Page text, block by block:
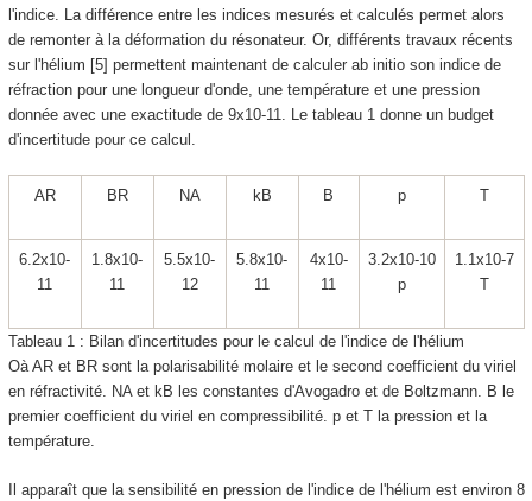
l'indice. La différence entre les indices mesurés et calculés permet alors
de remonter à la déformation du résonateur. Or, différents travaux récents
sur l'hélium [5] permettent maintenant de calculer ab initio son indice de
réfraction pour une longueur d'onde, une température et une pression
donnée avec une exactitude de 9x10-11 . Le tableau 1 donne un budget
d'incertitude pour ce calcul.
AR B R NA kB B p T
6.2x10-
11
1.8x10-
11
5.5x10-
12
5.8x10-
11
4x10-
11
3.2x10-10
p
1.1x10-7
T
Tableau 1 : Bilan d'incertitudes pour le calcul de l'indice de l'hélium
Oà ARet B Rsont la polarisabilité molaire et le second coefficient du viriel
en réfractivité. NAet kB les constantes d'Avogadro et de Boltzmann. B le
premier coefficient du viriel en compressibilité. p et T la pression et la
température.
Il apparaît que la sensibilité en pression de l'indice de l'hélium est environ 8